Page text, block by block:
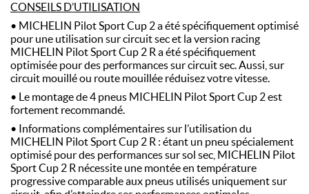
CONSEILS D’UTILISATION
• MICHELIN Pilot Sport Cup 2 a été spécifiquement optimisé
pour une utilisation sur circuit sec et la version racing
MICHELIN Pilot Sport Cup 2 R a été spécifiquement
optimisée pour des performances sur circuit sec. Aussi, sur
circuit mouillé ou route mouillée réduisez votre vitesse.
• Le montage de 4 pneus MICHELIN Pilot Sport Cup 2 est
fortement recommandé.
• Informations complémentaires sur l’utilisation du
MICHELIN Pilot Sport Cup 2 R : étant un pneu spécialement
optimisé pour des performances sur sol sec, MICHELIN Pilot
Sport Cup 2 R nécessite une montée en température
progressive comparable aux pneus utilisés uniquement sur